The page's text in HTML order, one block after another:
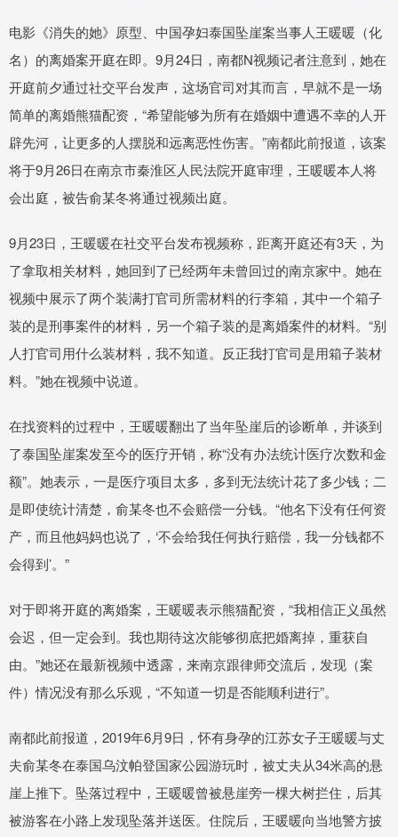
电影《消失的她》原型、中国孕妇泰国坠崖案当事人王暖暖（化
名）的离婚案开庭在即。9月24日，南都N视频记者注意到，她在
开庭前夕通过社交平台发声，这场官司对其而言，早就不是一场
简单的离婚熊猫配资，“希望能够为所有在婚姻中遭遇不幸的人开
辟先河，让更多的人摆脱和远离恶性伤害。”南都此前报道，该案
将于9月26日在南京市秦淮区人民法院开庭审理，王暖暖本人将
会出庭，被告俞某冬将通过视频出庭。
9月23日，王暖暖在社交平台发布视频称，距离开庭还有3天，为
了拿取相关材料，她回到了已经两年未曾回过的南京家中。她在
视频中展示了两个装满打官司所需材料的行李箱，其中一个箱子
装的是刑事案件的材料，另一个箱子装的是离婚案件的材料。“别
人打官司用什么装材料，我不知道。反正我打官司是用箱子装材
料。”她在视频中说道。
在找资料的过程中，王暖暖翻出了当年坠崖后的诊断单，并谈到
了泰国坠崖案发至今的医疗开销，称“没有办法统计医疗次数和金
额”。她表示，一是医疗项目太多，多到无法统计花了多少钱；二
是即使统计清楚，俞某冬也不会赔偿一分钱。“他名下没有任何资
产，而且他妈妈也说了，‘不会给我任何执行赔偿，我一分钱都不
会得到’。”
对于即将开庭的离婚案，王暖暖表示熊猫配资，“我相信正义虽然
会迟，但一定会到。我也期待这次能够彻底把婚离掉，重获自
由。”她还在最新视频中透露，来南京跟律师交流后，发现（案
件）情况没有那么乐观，“不知道一切是否能顺利进行”。
南都此前报道，2019年6月9日，怀有身孕的江苏女子王暖暖与丈
夫俞某冬在泰国乌汶帕登国家公园游玩时，被丈夫从34米高的悬
崖上推下。坠落过程中，王暖暖曾被悬崖旁一棵大树拦住，后其
被游客在小路上发现坠落并送医。住院后，王暖暖向当地警方披